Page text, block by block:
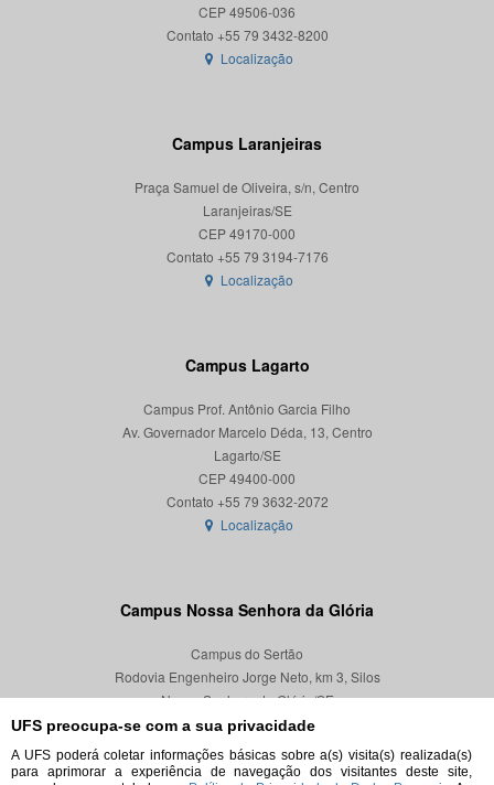
UFS preocupa-se com a sua privacidade
A UFS poderá coletar informações básicas sobre a(s) visita(s) realizada(s)
para aprimorar a experiência de navegação dos visitantes deste site,
CEP 49506-036
Localização
Campus Laranjeiras
Praça Samuel de Oliveira, s/n, Centro
Laranjeiras/SE
CEP 49170-000
Localização
Campus Lagarto
Campus Prof. Antônio Garcia Filho
Av. Governador Marcelo Déda, 13, Centro
Lagarto/SE
CEP 49400-000
Localização
Campus Nossa Senhora da Glória
Campus do Sertão
Rodovia Engenheiro Jorge Neto, km 3, Silos
Nossa Senhora da Glória/SE
CEP 49680-000
Localização